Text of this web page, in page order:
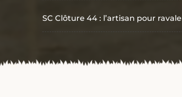
SC Clôture 44 : l’artisan pour